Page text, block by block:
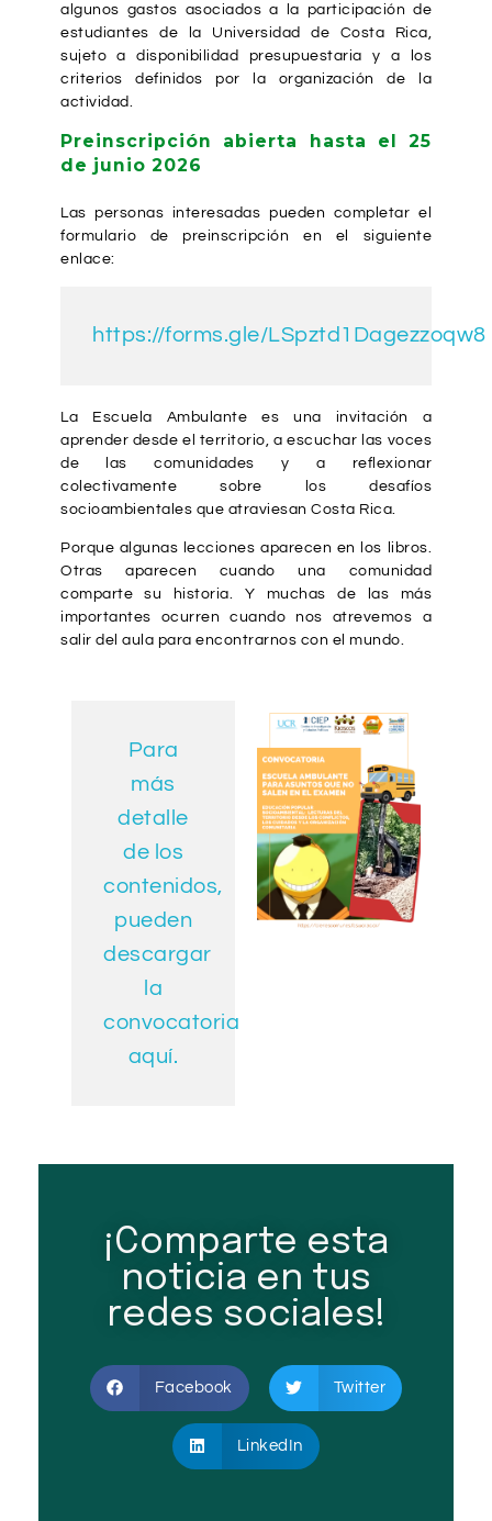
algunos gastos asociados a la participación de
estudiantes de la Universidad de Costa Rica,
sujeto a disponibilidad presupuestaria y a los
criterios definidos por la organización de la
actividad.
Preinscripción abierta hasta el 25
de junio 2026
Las personas interesadas pueden completar el
formulario de preinscripción en el siguiente
enlace:
https://forms.gle/LSpztd1Dagezzoqw8
La Escuela Ambulante es una invitación a
aprender desde el territorio, a escuchar las voces
de las comunidades y a reflexionar
colectivamente sobre los desafíos
socioambientales que atraviesan Costa Rica.
Porque algunas lecciones aparecen en los libros.
Otras aparecen cuando una comunidad
comparte su historia. Y muchas de las más
importantes ocurren cuando nos atrevemos a
salir del aula para encontrarnos con el mundo.
Para
más
detalle
de los
contenidos,
pueden
descargar
la
convocatoria
aquí.
¡Comparte esta
noticia en tus
redes sociales!
Facebook Twitter
LinkedIn